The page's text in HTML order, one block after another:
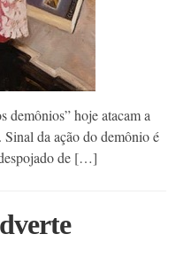
demônios” hoje atacam a
Sinal da ação do demônio é
despojado de […]